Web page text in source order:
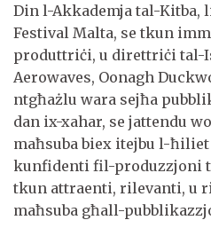
Din l-Akkademja tal-Kitba,
Festival Malta, se tkun
produttriċi, u direttriċi tal-
Aerowaves, Oonagh
ntgħażlu wara sejħa
dan ix-xahar, se jattendu
maħsuba biex itejbu l-
kunfidenti fil-produzzjoni
tkun attraenti, rilevanti, u
maħsuba għall-